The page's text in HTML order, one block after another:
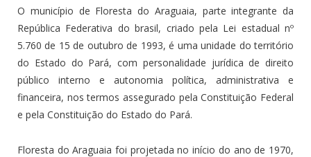
O município de Floresta do Araguaia, parte integrante da
República Federativa do brasil, criado pela Lei estadual nº
5.760 de 15 de outubro de 1993, é uma unidade do território
do Estado do Pará, com personalidade jurídica de direito
público interno e autonomia política, administrativa e
financeira, nos termos assegurado pela Constituição Federal
e pela Constituição do Estado do Pará.
Floresta do Araguaia foi projetada no início do ano de 1970,